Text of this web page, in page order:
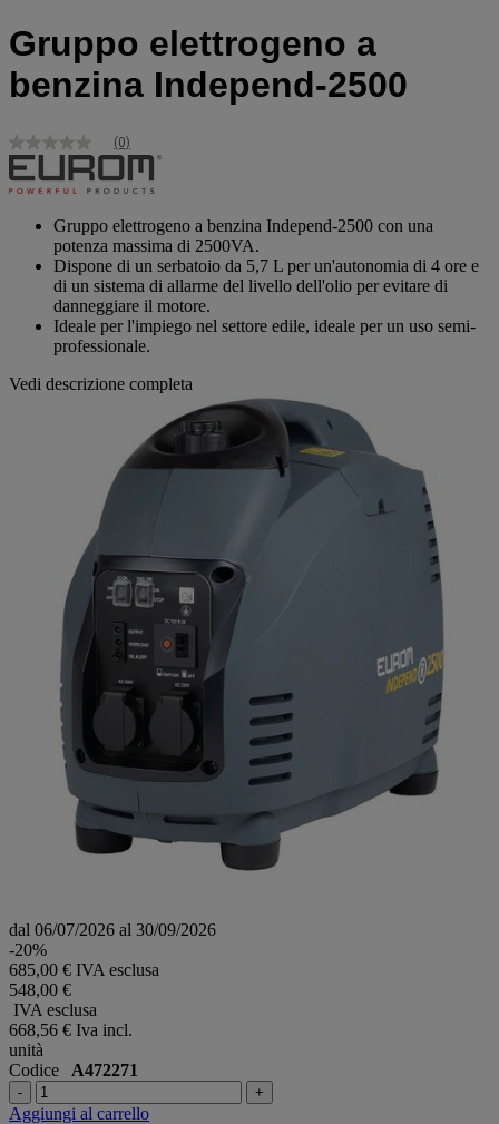
Gruppo elettrogeno a
benzina Independ-2500
Nessuna
valutazione
Stesso
pagina.
(0)
Gruppo elettrogeno a benzina Independ-2500 con una
potenza massima di 2500VA.
Dispone di un serbatoio da 5,7 L per un'autonomia di 4 ore e
di un sistema di allarme del livello dell'olio per evitare di
danneggiare il motore.
Ideale per l'impiego nel settore edile, ideale per un uso semi-
professionale.
Vedi descrizione completa
dal 06/07/2026 al 30/09/2026
-20%
685,00 € IVA esclusa
548,00 €
IVA esclusa
668,56 € Iva incl.
unità
Codice A472271
- +
Aggiungi al carrello